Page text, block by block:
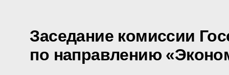
Заседание комиссии
по направлению